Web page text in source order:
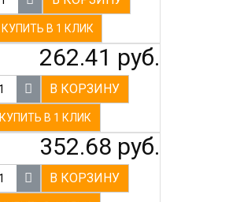
КУПИТЬ В 1 КЛИК
262.41 руб.
В КОРЗИНУ
КУПИТЬ В 1 КЛИК
352.68 руб.
В КОРЗИНУ